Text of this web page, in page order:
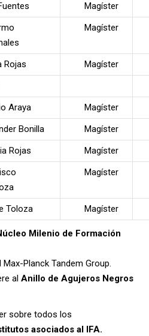
Magíster
Magíster
Rojas
Magíster
Araya
Magíster
Bonilla
Magíster
Rojas
Magíster
Magíster
Toloza Magíster
Milenio de Formación
Planck Tandem Group.
al Anillo de Agujeros Negros
sobre todos los
asociados al IFA.